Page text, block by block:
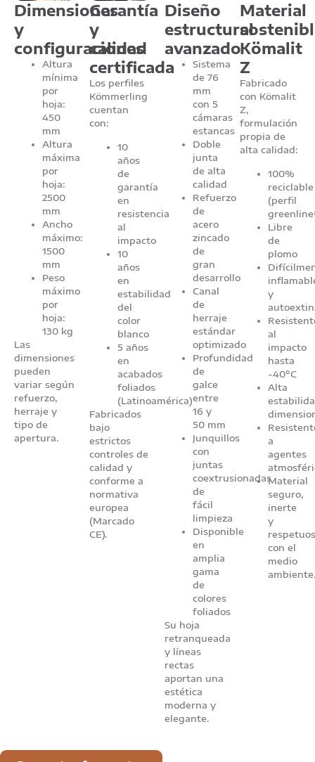
Dimensiones
y
configuraciones
Altura
mínima
por
hoja:
450
mm
Altura
máxima
por
hoja:
2500
mm
Ancho
máximo:
1500
mm
Peso
máximo
por
hoja:
130 kg
Las
dimensiones
pueden
variar según
refuerzo,
herraje y
tipo de
apertura.
Garantía
y
calidad
certificada
Los perfiles
Kömmerling
cuentan
con:
10
años
de
garantía
en
resistencia
al
impacto
10
años
en
estabilidad
del
color
blanco
5 años
en
acabados
foliados
(Latinoamérica)
Fabricados
bajo
estrictos
controles de
calidad y
conforme a
normativa
europea
(Marcado
CE).
Diseño
estructural
avanzado
Sistema
de 76
mm
con 5
cámaras
estancas
Doble
junta
de alta
calidad
Refuerzo
de
acero
zincado
de
gran
desarrollo
Canal
de
herraje
estándar
optimizado
Profundidad
de
galce
entre
16 y
50 mm
Junquillos
con
juntas
coextrusionadas
de
fácil
limpieza
Disponible
en
amplia
gama
de
colores
foliados
Su hoja
retranqueada
y líneas
rectas
aportan una
estética
moderna y
elegante.
Material
Kömalit
Z
Fabricado
con Kömalit
Z,
formulación
propia de
alta calidad:
100%
reciclable
(perfil
Libre
de
plomo
y
al
impacto
hasta
-40°C
Alta
a
agentes
Material
seguro,
inerte
y
con el
medio